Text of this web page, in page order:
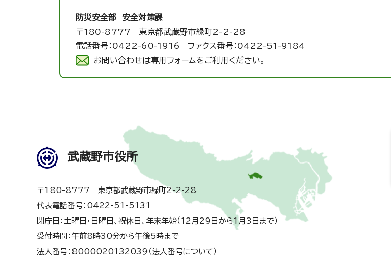
防災安全部 安全対策課
〒180-8777 東京都武蔵野市緑町2-2-28
電話番号：0422-60-1916 ファクス番号：0422-51-9184
お問い合わせは専用フォームをご利用ください。
武蔵野市役所
〒180-8777 東京都武蔵野市緑町2-2-28
代表電話番号：0422-51-5131
閉庁日：土曜日・日曜日、祝休日、年末年始（12月29日から1月3日まで）
受付時間：午前8時30分から午後5時まで
法人番号：8000020132039（ 法人番号について ）